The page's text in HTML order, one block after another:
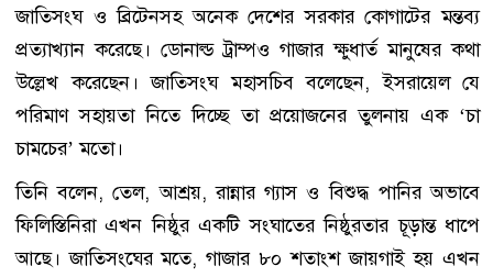
জাতিসংঘ ও ব্রিটেনসহ অনেক দেশের সরকার কোগাটের মন্তব্য
প্রত্যাখ্যান করেছে। ডোনাল্ড ট্রাম্পও গাজার ক্ষুধার্ত মানুষের কথা
উল্লেখ করেছেন। জাতিসংঘ মহাসচিব বলেছেন, ইসরায়েল যে
পরিমাণ সহায়তা নিতে দিচ্ছে তা প্রয়োজনের তুলনায় এক ‌‘চা
চামচের’ মতো।
তিনি বলেন, তেল, আশ্রয়, রান্নার গ্যাস ও বিশুদ্ধ পানির অভাবে
ফিলিস্তিনিরা এখন নিষ্ঠুর একটি সংঘাতের নিষ্ঠুরতার চূড়ান্ত ধাপে
আছে। জাতিসংঘের মতে, গাজার ৮০ শতাংশ জায়গাই হয় এখন